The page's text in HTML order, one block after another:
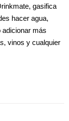
gasifica
hacer agua,
más
vinos y cualquier